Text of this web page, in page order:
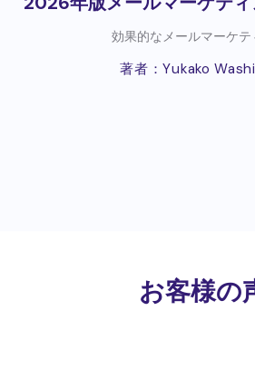
効果的なメールマーケテ
著者：Yukako
お客様の